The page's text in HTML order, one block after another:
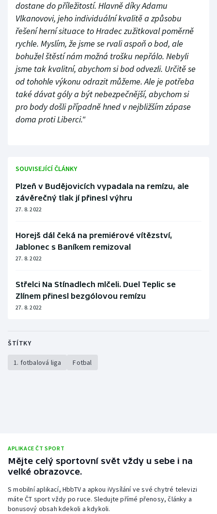
dostane do příležitostí. Hlavně díky Adamu
Vlkanovovi, jeho individuální kvalitě a způsobu
řešení herní situace to Hradec zužitkoval poměrně
rychle. Myslím, že jsme se rvali aspoň o bod, ale
bohužel štěstí nám možná trošku nepřálo. Nebyli
jsme tak kvalitní, abychom si bod odvezli. Určitě se
od tohohle výkonu odrazit můžeme. Ale je potřeba
také dávat góly a být nebezpečnější, abychom si
pro body došli případně hned v nejbližším zápase
doma proti Liberci."
SOUVISEJÍCÍ ČLÁNKY
Plzeň v Budějovicích vypadala na remízu, ale
závěrečný tlak jí přinesl výhru
27. 8. 2022
Horejš dál čeká na premiérové vítězství,
Jablonec s Baníkem remizoval
27. 8. 2022
Střelci Na Stínadlech mlčeli. Duel Teplic se
Zlínem přinesl bezgólovou remízu
27. 8. 2022
ŠTÍTKY
1. fotbalová liga Fotbal
APLIKACE ČT SPORT
Mějte celý sportovní svět vždy u sebe i na
velké obrazovce.
S mobilní aplikací, HbbTV a apkou iVysílání ve své chytré televizi
máte ČT sport vždy po ruce. Sledujte přímé přenosy, články a
bonusový obsah kdekoli a kdykoli.